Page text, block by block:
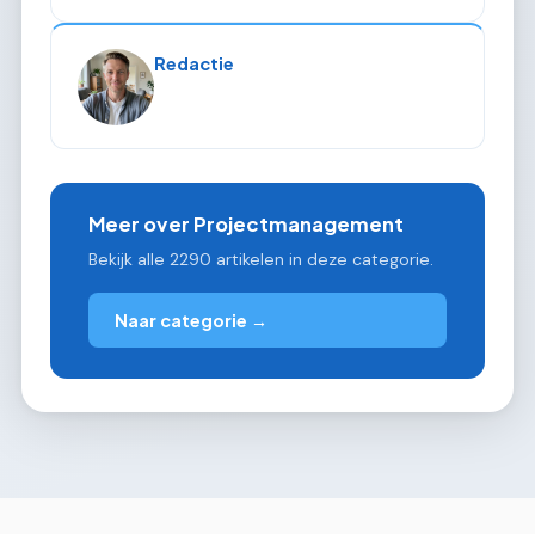
Redactie
Meer over Projectmanagement
Bekijk alle 2290 artikelen in deze categorie.
Naar categorie →